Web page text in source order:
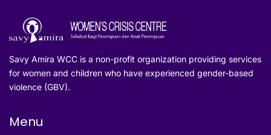
Savy Amira WCC is a non-profit organization providing services
for women and children who have experienced gender-based
violence (GBV).
Menu